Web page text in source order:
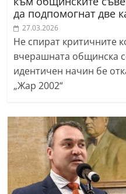
да подпомогнат две
27.03.2026
Не спират критичните
вчерашната общинска
идентичен начин бе
„Жар 2002“